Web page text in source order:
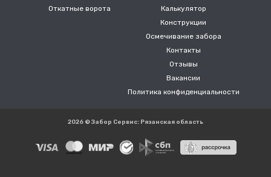
Откатные ворота
Калькулятор
Конструкции
Осмечивание забора
Контакты
Отзывы
Вакансии
Политика конфиденциальности
2026 © Забор Сервис: Рязанская область